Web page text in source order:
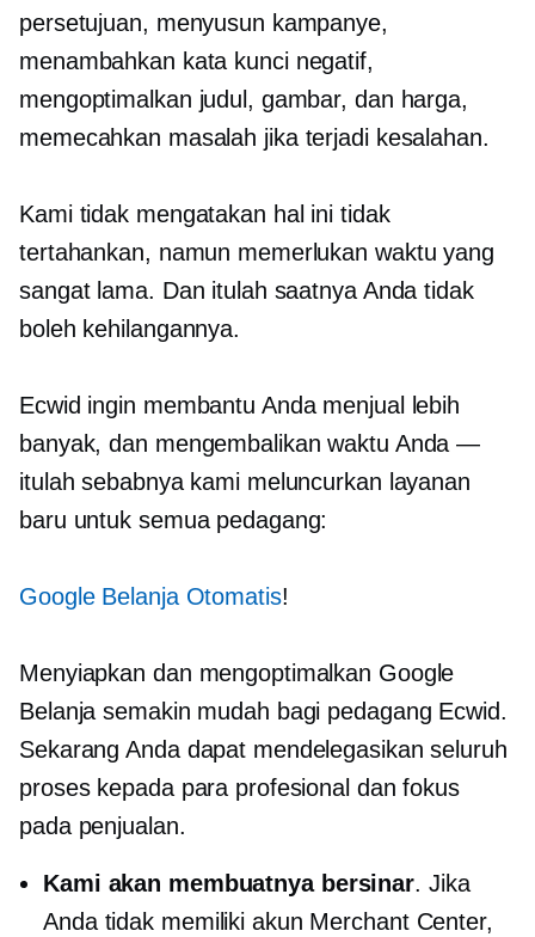
persetujuan, menyusun kampanye,
menambahkan kata kunci negatif,
mengoptimalkan judul, gambar, dan harga,
memecahkan masalah jika terjadi kesalahan.
Kami tidak mengatakan hal ini tidak
tertahankan, namun memerlukan waktu yang
sangat lama. Dan itulah saatnya Anda tidak
boleh kehilangannya.
Ecwid ingin membantu Anda menjual lebih
banyak, dan mengembalikan waktu Anda —
itulah sebabnya kami meluncurkan layanan
baru untuk semua pedagang:
Google Belanja Otomatis!
Menyiapkan dan mengoptimalkan Google
Belanja semakin mudah bagi pedagang Ecwid.
Sekarang Anda dapat mendelegasikan seluruh
proses kepada para profesional dan fokus
pada penjualan.
Kami akan membuatnya bersinar. Jika
Anda tidak memiliki akun Merchant Center,